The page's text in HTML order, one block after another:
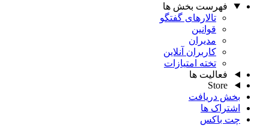
فهرست بخش ها
تالارهای گفتگو
قوانین
مدیران
کاربران آنلاین
تخته امتیازات
فعالیت ها
Store
بخش دریافت
اشتراک ها
چت باکس